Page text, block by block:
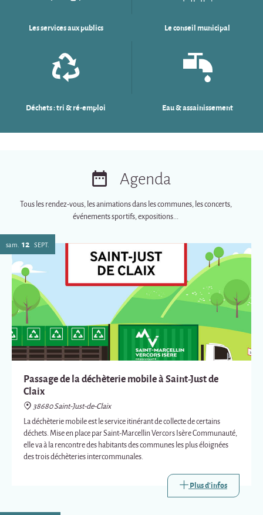
Les services aux publics Le conseil municipal
Déchets : tri & ré-emploi Eau & assainissement
Agenda
Tous les rendez-vous, les animations dans les communes, les concerts,
événements sportifs, expositions...
sam. 12 SEPT.
Passage de la déchèterie mobile à Saint-Just de
Claix
38680 Saint-Just-de-Claix
La déchèterie mobile est le service itinérant de collecte de certains
déchets. Mise en place par Saint-Marcellin Vercors Isère Communauté,
elle va à la rencontre des habitants des communes les plus éloignées
des trois déchèteries intercommunales.
Plus d'infos